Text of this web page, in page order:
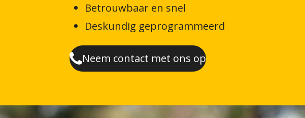
Betrouwbaar en snel
Deskundig geprogrammeerd
Neem contact met ons op